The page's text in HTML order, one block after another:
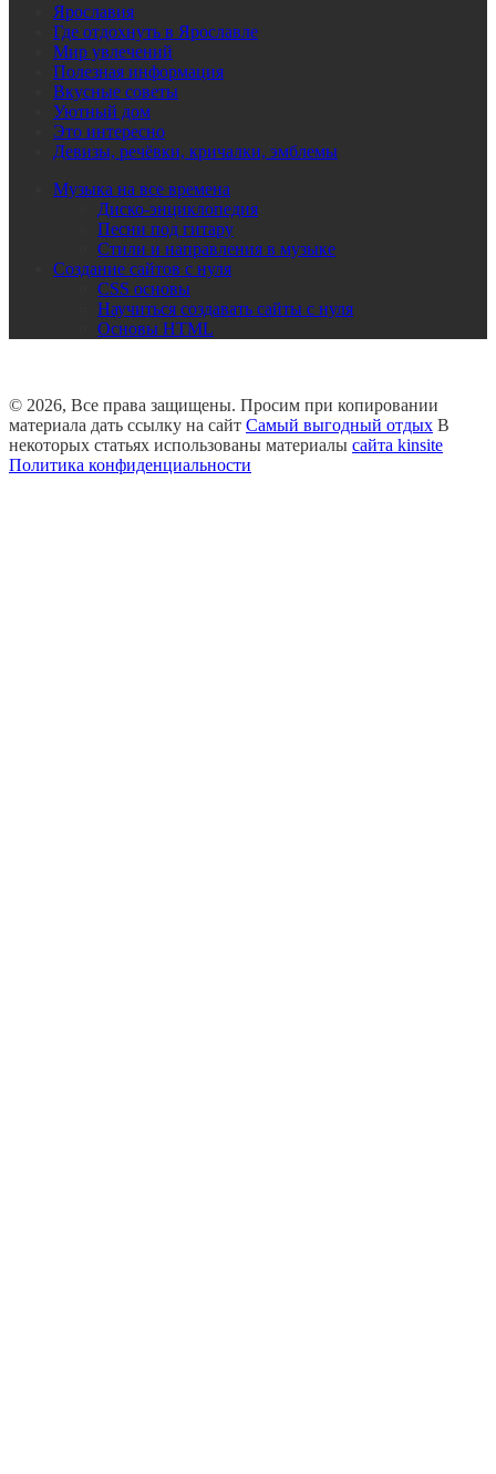
Ярославия
Где отдохнуть в Ярославле
Мир увлечений
Полезная информация
Вкусные советы
Уютный дом
Это интересно
Девизы, речёвки, кричалки, эмблемы
Музыка на все времена
Диско-энциклопедия
Песни под гитару
Стили и направления в музыке
Создание сайтов с нуля
CSS основы
Научиться создавать сайты с нуля
Основы HTML
© 2026, Все права защищены. Просим при копировании
материала дать ссылку на сайт Самый выгодный отдых В
некоторых статьях использованы материалы сайта kinsite
Политика конфиденциальности